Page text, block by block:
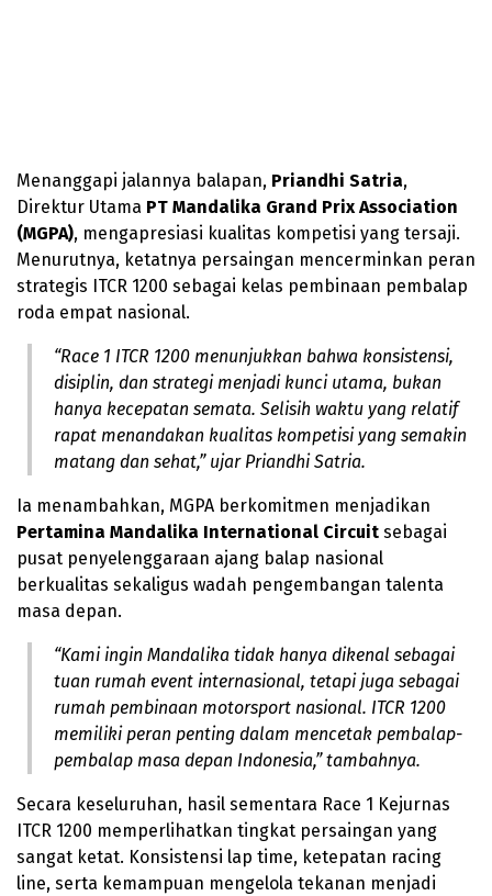
Menanggapi jalannya balapan, Priandhi Satria,
Direktur Utama PT Mandalika Grand Prix Association
(MGPA), mengapresiasi kualitas kompetisi yang tersaji.
Menurutnya, ketatnya persaingan mencerminkan peran
strategis ITCR 1200 sebagai kelas pembinaan pembalap
roda empat nasional.
“Race 1 ITCR 1200 menunjukkan bahwa konsistensi,
disiplin, dan strategi menjadi kunci utama, bukan
hanya kecepatan semata. Selisih waktu yang relatif
rapat menandakan kualitas kompetisi yang semakin
matang dan sehat,” ujar Priandhi Satria.
Ia menambahkan, MGPA berkomitmen menjadikan
Pertamina Mandalika International Circuit sebagai
pusat penyelenggaraan ajang balap nasional
berkualitas sekaligus wadah pengembangan talenta
masa depan.
“Kami ingin Mandalika tidak hanya dikenal sebagai
tuan rumah event internasional, tetapi juga sebagai
rumah pembinaan motorsport nasional. ITCR 1200
memiliki peran penting dalam mencetak pembalap-
pembalap masa depan Indonesia,” tambahnya.
Secara keseluruhan, hasil sementara Race 1 Kejurnas
ITCR 1200 memperlihatkan tingkat persaingan yang
sangat ketat. Konsistensi lap time, ketepatan racing
line, serta kemampuan mengelola tekanan menjadi